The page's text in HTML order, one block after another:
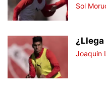
Sol
¿Llega
Joaquin